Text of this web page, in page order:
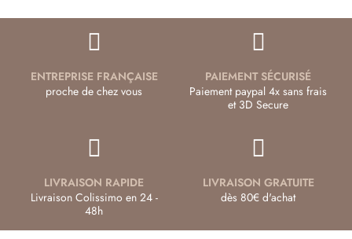
ENTREPRISE FRANÇAISE
proche de chez vous
PAIEMENT SÉCURISÉ
Paiement paypal 4x sans frais
et 3D Secure
LIVRAISON RAPIDE
Livraison Colissimo en 24 -
48h
LIVRAISON GRATUITE
dès 80€ d'achat